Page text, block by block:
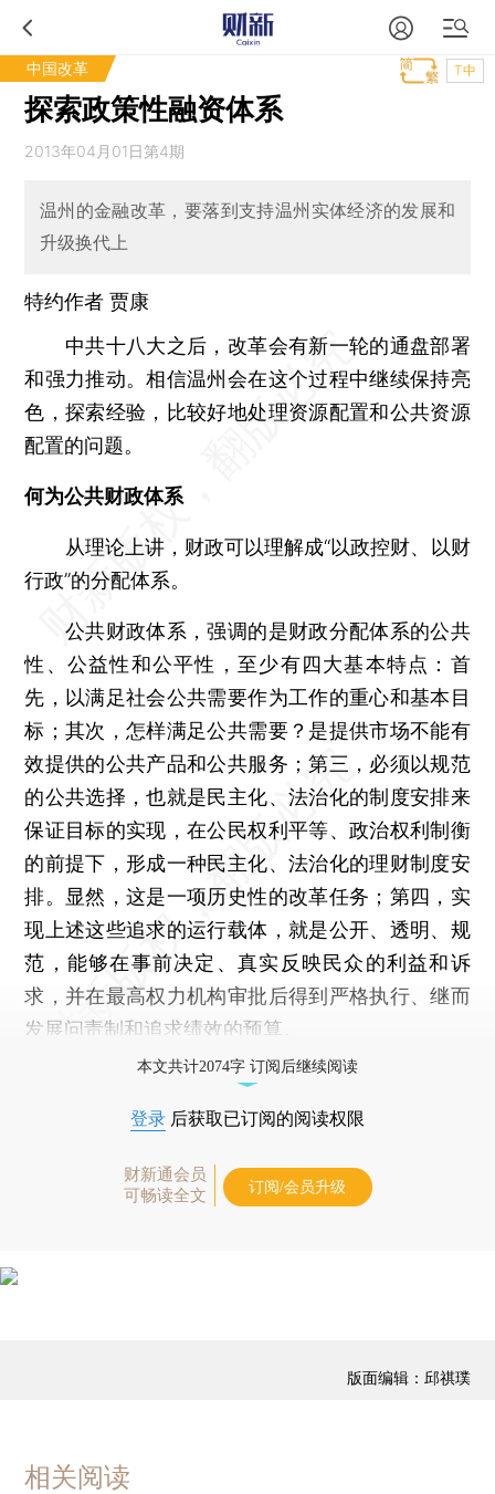
中国改革 T中
探索政策性融资体系
2013年04月01日第4期
温州的金融改革，要落到支持温州实体经济的发展和
升级换代上
特约作者 贾康
中共十八大之后，改革会有新一轮的通盘部署
和强力推动。相信温州会在这个过程中继续保持亮
色，探索经验，比较好地处理资源配置和公共资源
配置的问题。
何为公共财政体系
从理论上讲，财政可以理解成“以政控财、以财
行政”的分配体系。
公共财政体系，强调的是财政分配体系的公共
性、公益性和公平性，至少有四大基本特点：首
先，以满足社会公共需要作为工作的重心和基本目
标；其次，怎样满足公共需要？是提供市场不能有
效提供的公共产品和公共服务；第三，必须以规范
的公共选择，也就是民主化、法治化的制度安排来
保证目标的实现，在公民权利平等、政治权利制衡
的前提下，形成一种民主化、法治化的理财制度安
排。显然，这是一项历史性的改革任务；第四，实
现上述这些追求的运行载体，就是公开、透明、规
范，能够在事前决定、真实反映民众的利益和诉
求，并在最高权力机构审批后得到严格执行、继而
发展问责制和追求绩效的预算。
本文共计2074字 订阅后继续阅读
登录 后获取已订阅的阅读权限
财新通会员
可畅读全文
订阅/会员升级
版面编辑：邱祺璞
相关阅读